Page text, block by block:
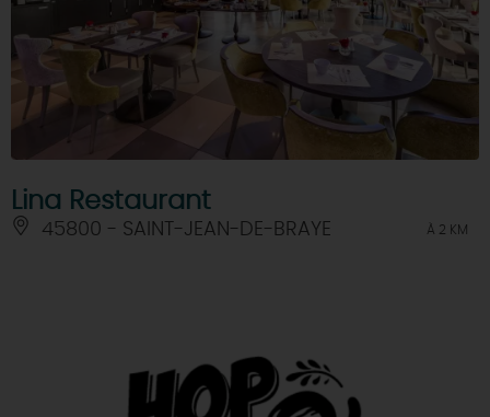
Lina Restaurant
45800 - SAINT-JEAN-DE-BRAYE À 2 KM